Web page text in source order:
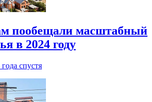
пообещали масштабный
в 2024 году
года спустя